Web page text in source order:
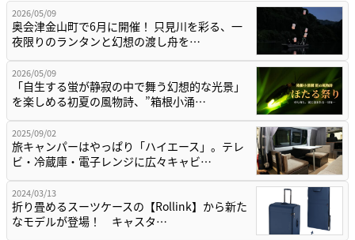
2026/05/09
奥会津金山町で6月に開催！ 只見川を彩る、一
夜限りのランタンと幻想の渡し舟を…
2026/05/09
「自生する蛍が静寂の中で舞う幻想的な光景」
を楽しめる初夏の風物詩、”箱根小涌…
2025/09/02
旅キャンパーはやっぱり「ハイエース」。テレ
ビ・冷蔵庫・電子レンジに広々キャビ…
2024/03/13
折り畳めるスーツケースの【Rollink】から新た
なモデルが登場！ キャスタ…